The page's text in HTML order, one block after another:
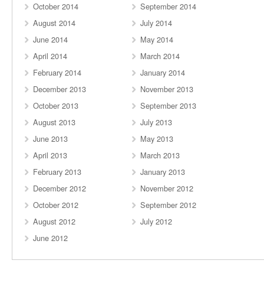
October 2014
September 2014
August 2014
July 2014
June 2014
May 2014
April 2014
March 2014
February 2014
January 2014
December 2013
November 2013
October 2013
September 2013
August 2013
July 2013
June 2013
May 2013
April 2013
March 2013
February 2013
January 2013
December 2012
November 2012
October 2012
September 2012
August 2012
July 2012
June 2012